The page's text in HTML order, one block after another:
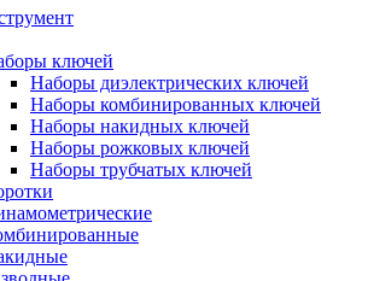
ключей
Наборы диэлектрических ключей
Наборы комбинированных ключей
Наборы накидных ключей
Наборы рожковых ключей
Наборы трубчатых ключей